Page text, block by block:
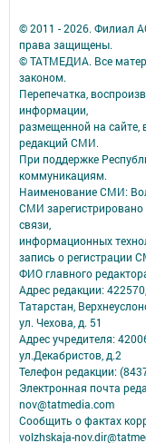
© 2011 - 2026. Филиал
права защищены.
© ТАТМЕДИА. Все
законом.
Перепечатка,
информации,
размещенной на сайте,
редакций СМИ.
При поддержке
коммуникациям.
Наименование СМИ:
СМИ
связи,
информационных
запись о регистрации
ФИО главного
Адрес редакции:
Татарстан,
ул. Чехова, д. 51
Адрес учредителя:
ул.Декабристов, д.2
Телефон редакции:
Электронная почта
nov@tatmedia.com
Сообщить о фактах
volzhskaja-